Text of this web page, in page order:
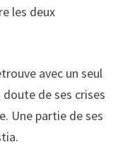
les deux
avec un seul
de ses crises
Une partie de ses